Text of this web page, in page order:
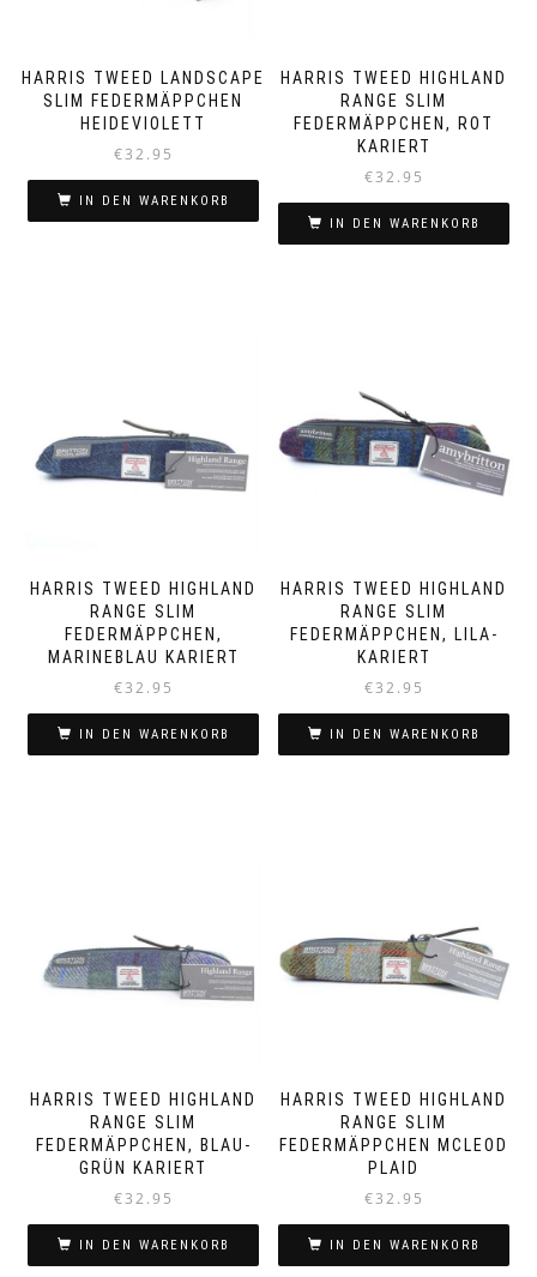
HARRIS TWEED LANDSCAPE
SLIM FEDERMÄPPCHEN
HEIDEVIOLETT
€32.95
IN DEN WARENKORB
HARRIS TWEED HIGHLAND
RANGE SLIM
FEDERMÄPPCHEN, ROT
KARIERT
€32.95
IN DEN WARENKORB
HARRIS TWEED HIGHLAND
RANGE SLIM
FEDERMÄPPCHEN,
MARINEBLAU KARIERT
€32.95
IN DEN WARENKORB
HARRIS TWEED HIGHLAND
RANGE SLIM
FEDERMÄPPCHEN, LILA-
KARIERT
€32.95
IN DEN WARENKORB
HARRIS TWEED HIGHLAND
RANGE SLIM
FEDERMÄPPCHEN, BLAU-
GRÜN KARIERT
€32.95
IN DEN WARENKORB
HARRIS TWEED HIGHLAND
RANGE SLIM
FEDERMÄPPCHEN MCLEOD
PLAID
€32.95
IN DEN WARENKORB